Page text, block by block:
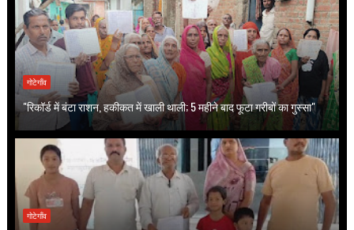
गोटेगाँव
"रिकॉर्ड में बंटा राशन, हकीकत में खाली थाली; 5 महीने बाद फूटा गरीबों का गुस्सा"
गोटेगाँव